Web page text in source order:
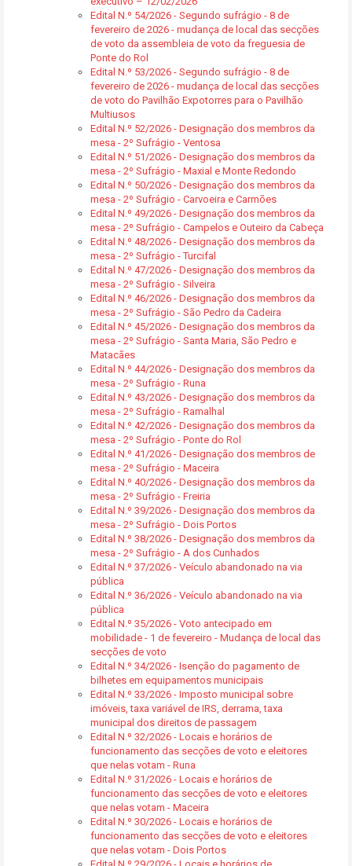
Edital N.º 54/2026 - Segundo sufrágio - 8 de
fevereiro de 2026 - mudança de local das secções
de voto da assembleia de voto da freguesia de
Ponte do Rol
Edital N.º 53/2026 - Segundo sufrágio - 8 de
fevereiro de 2026 - mudança de local das secções
de voto do Pavilhão Expotorres para o Pavilhão
Multiusos
Edital N.º 52/2026 - Designação dos membros da
mesa - 2º Sufrágio - Ventosa
Edital N.º 51/2026 - Designação dos membros da
mesa - 2º Sufrágio - Maxial e Monte Redondo
Edital N.º 50/2026 - Designação dos membros da
mesa - 2º Sufrágio - Carvoeira e Carmões
Edital N.º 49/2026 - Designação dos membros da
mesa - 2º Sufrágio - Campelos e Outeiro da Cabeça
Edital N.º 48/2026 - Designação dos membros da
mesa - 2º Sufrágio - Turcifal
Edital N.º 47/2026 - Designação dos membros da
mesa - 2º Sufrágio - Silveira
Edital N.º 46/2026 - Designação dos membros da
mesa - 2º Sufrágio - São Pedro da Cadeira
Edital N.º 45/2026 - Designação dos membros da
mesa - 2º Sufrágio - Santa Maria, São Pedro e
Matacães
Edital N.º 44/2026 - Designação dos membros da
mesa - 2º Sufrágio - Runa
Edital N.º 43/2026 - Designação dos membros da
mesa - 2º Sufrágio - Ramalhal
Edital N.º 42/2026 - Designação dos membros da
mesa - 2º Sufrágio - Ponte do Rol
Edital N.º 41/2026 - Designação dos membros de
mesa - 2º Sufrágio - Maceira
Edital N.º 40/2026 - Designação dos membros da
mesa - 2º Sufrágio - Freiria
Edital N.º 39/2026 - Designação dos membros da
mesa - 2º Sufrágio - Dois Portos
Edital N.º 38/2026 - Designação dos membros da
mesa - 2º Sufrágio - A dos Cunhados
Edital N.º 37/2026 - Veículo abandonado na via
pública
Edital N.º 36/2026 - Veículo abandonado na via
pública
Edital N.º 35/2026 - Voto antecipado em
mobilidade - 1 de fevereiro - Mudança de local das
secções de voto
Edital N.º 34/2026 - Isenção do pagamento de
bilhetes em equipamentos municipais
Edital N.º 33/2026 - Imposto municipal sobre
imóveis, taxa variável de IRS, derrama, taxa
municipal dos direitos de passagem
Edital N.º 32/2026 - Locais e horários de
funcionamento das secções de voto e eleitores
que nelas votam - Runa
Edital N.º 31/2026 - Locais e horários de
funcionamento das secções de voto e eleitores
que nelas votam - Maceira
Edital N.º 30/2026 - Locais e horários de
funcionamento das secções de voto e eleitores
que nelas votam - Dois Portos